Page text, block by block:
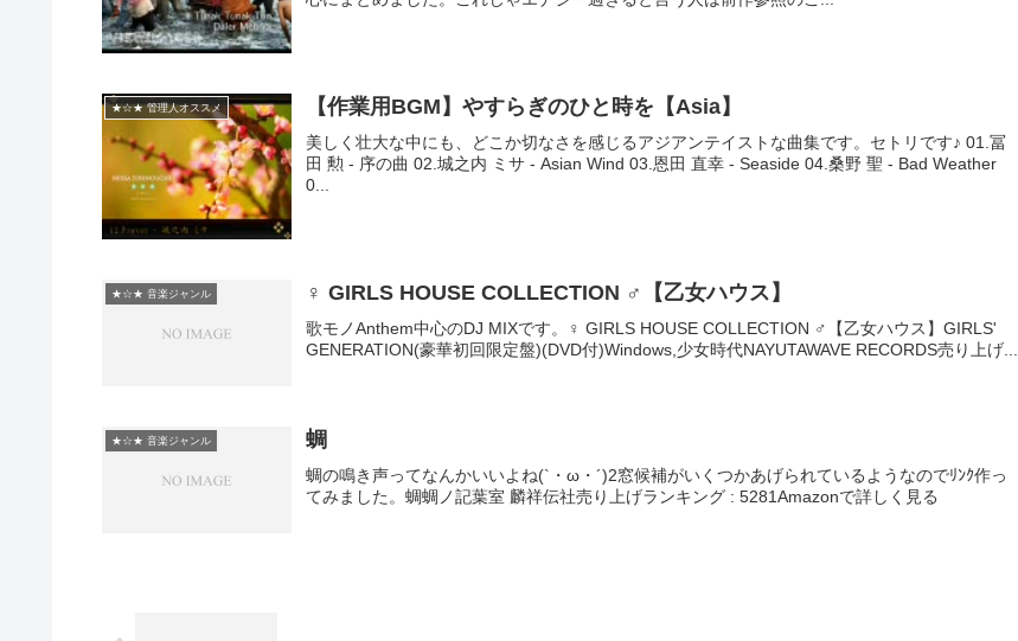
★☆★ 管理人オススメ 【作業用BGM】やすらぎのひと時を【Asia】
美しく壮大な中にも、どこか切なさを感じるアジアンテイストな曲集です。セトリです♪ 01.冨
田 勲 - 序の曲 02.城之内 ミサ - Asian Wind 03.恩田 直幸 - Seaside 04.桑野 聖 - Bad Weather
0...
★☆★ 音楽ジャンル ♀ GIRLS HOUSE COLLECTION ♂【乙女ハウス】
歌モノAnthem中心のDJ MIXです。♀ GIRLS HOUSE COLLECTION ♂【乙女ハウス】GIRLS'
GENERATION(豪華初回限定盤)(DVD付)Windows,少女時代NAYUTAWAVE RECORDS売り上げ...
★☆★ 音楽ジャンル 蜩
蜩の鳴き声ってなんかいいよね(`・ω・´)2窓候補がいくつかあげられているようなのでﾘﾝｸ作っ
てみました。蜩蜩ノ記葉室 麟祥伝社売り上げランキング : 5281Amazonで詳しく見る